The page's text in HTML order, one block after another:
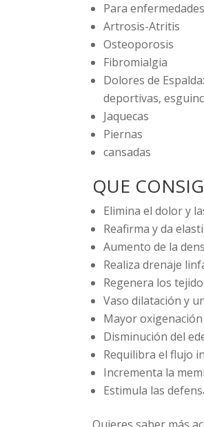
Para
Artrosis-Atritis
Osteoporosis
Fibromialgia
Dolores de
deportivas,
Jaquecas
Piernas
cansadas
QUE
Elimina el dolor y
Reafirma y da
Aumento de la
Realiza drenaje
Regenera los
Vaso dilatación y
Mayor
Disminución del
Requilibra el flujo
Incrementa la
Estimula las